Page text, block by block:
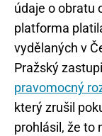
údaje o obratu
platforma
vydělaných v
Pražský
pravomocný
který zrušil
prohlásil, že to